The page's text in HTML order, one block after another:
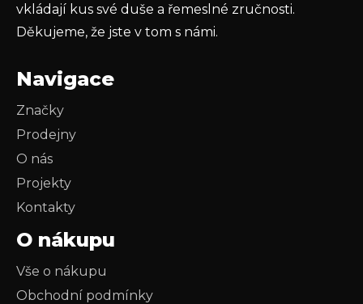
vkládají kus své duše a řemeslné zručnosti.
Děkujeme, že jste v tom s námi.
Navigace
Značky
Prodejny
O nás
Projekty
Kontakty
O nákupu
Vše o nákupu
Obchodní podmínky